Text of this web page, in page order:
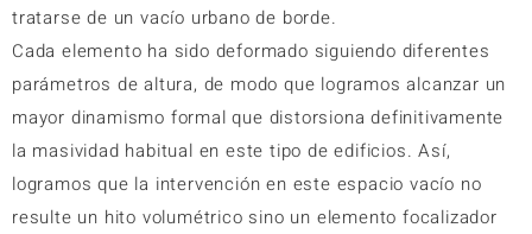
tratarse de un vacío urbano de borde.
Cada elemento ha sido deformado siguiendo diferentes
parámetros de altura, de modo que logramos alcanzar un
mayor dinamismo formal que distorsiona definitivamente
la masividad habitual en este tipo de edificios. Así,
logramos que la intervención en este espacio vacío no
resulte un hito volumétrico sino un elemento focalizador